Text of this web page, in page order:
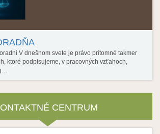
V dnešnom svete je právo prítomné takmer
ktoré podpisujeme, v pracovných vzťahoch,
CENTRUM